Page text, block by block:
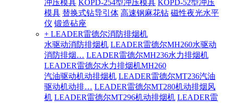
冲压模具 KOPD-254型冲压模具 KOPD-52型冲压
模具 替换式钻导引体 高速钢麻花钻 磁性夜光水平
仪 锻造砧座
+ LEADER雷德尔消防排烟机
水驱动消防排烟机 LEADER雷德尔MH260水驱动
消防排烟… LEADER雷德尔MH236水力排烟机
LEADER雷德尔水力排烟机MH260
汽油驱动机动排烟机 LEADER雷德尔MT236汽油
驱动机动排… LEADER雷德尔MT280机动排烟风
机 LEADER雷德尔MT296机动排烟机 LEADER雷